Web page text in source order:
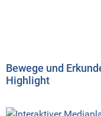
Bewege und
Highlight